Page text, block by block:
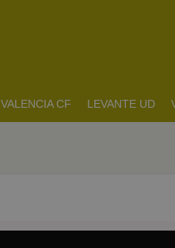
VALENCIA CF LEVANTE UD